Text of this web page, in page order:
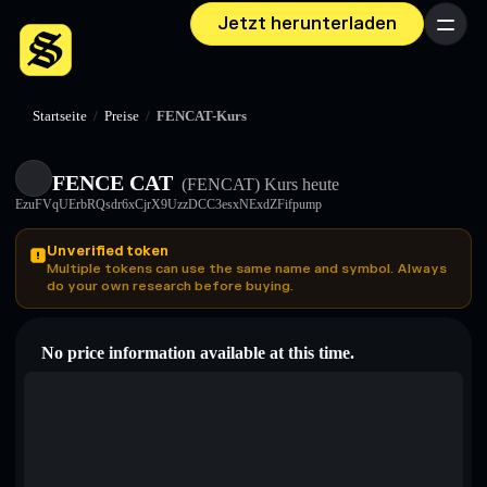
Jetzt herunterladen Menü
Startseite / Preise / FENCAT-Kurs
FENCE CAT (FENCAT) Kurs heute
EzuFVqUErbRQsdr6xCjrX9UzzDCC3esxNExdZFifpump
Unverified token
Multiple tokens can use the same name and symbol. Always
do your own research before buying.
No price information available at this time.